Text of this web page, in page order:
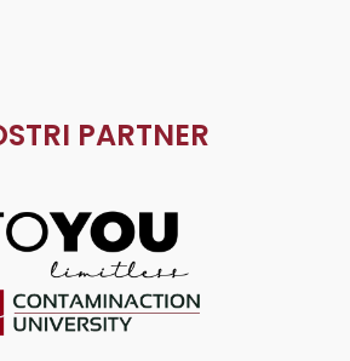
PARTNER
ToYou